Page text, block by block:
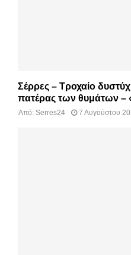
Σέρρες – Τροχαίο
πατέρας των θυμάτων –
Από: Serres24 7 Αυγούστου